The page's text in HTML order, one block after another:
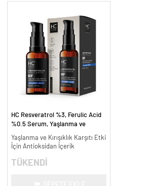
HC Resveratrol %3, Ferulic Acid
%0.5 Serum, Yaşlanma ve
Yaşlanma ve Kırışıklık Karşıtı Etki
İçin Antioksidan İçerik
TÜKENDİ